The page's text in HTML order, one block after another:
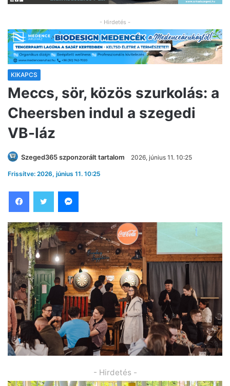
- Hirdetés -
KIKAPCS
Meccs, sör, közös szurkolás: a
Cheersben indul a szegedi
VB-láz
Szeged365 szponzorált tartalom 2026, június 11. 10:25
Frissítve: 2026, június 11. 10:25
- Hirdetés -